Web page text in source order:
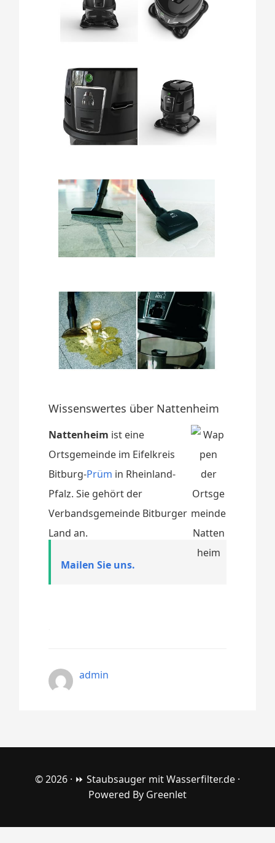
Wissenswertes über Nattenheim
Nattenheim ist eine
Ortsgemeinde im Eifelkreis
Bitburg-Prüm in Rheinland-
Pfalz. Sie gehört der
Verbandsgemeinde Bitburger
Land an.
Mailen Sie uns.
admin
© 2026 · ⏩ Staubsauger mit Wasserfilter.de ·
Powered By Greenlet